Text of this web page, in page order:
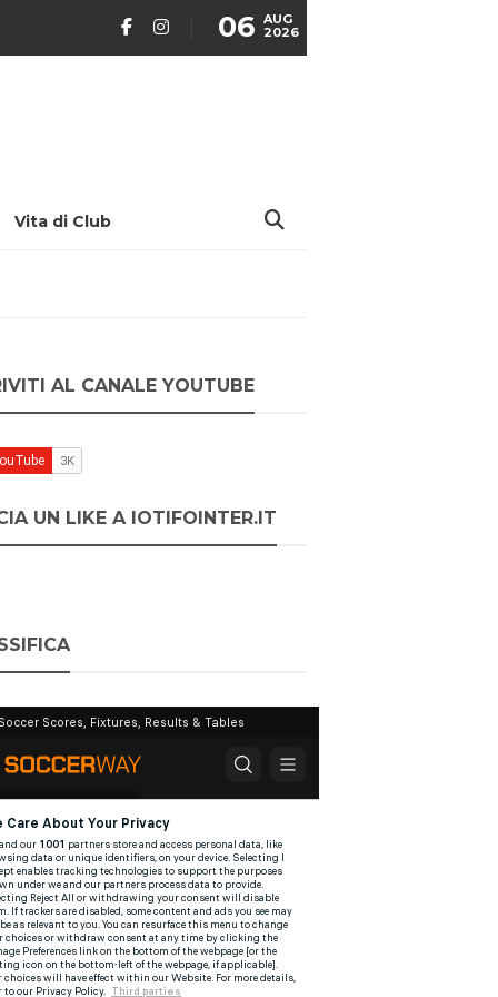
06 AUG
2026
Vita di Club
AL CANALE YOUTUBE
UN LIKE A IOTIFOINTER.IT